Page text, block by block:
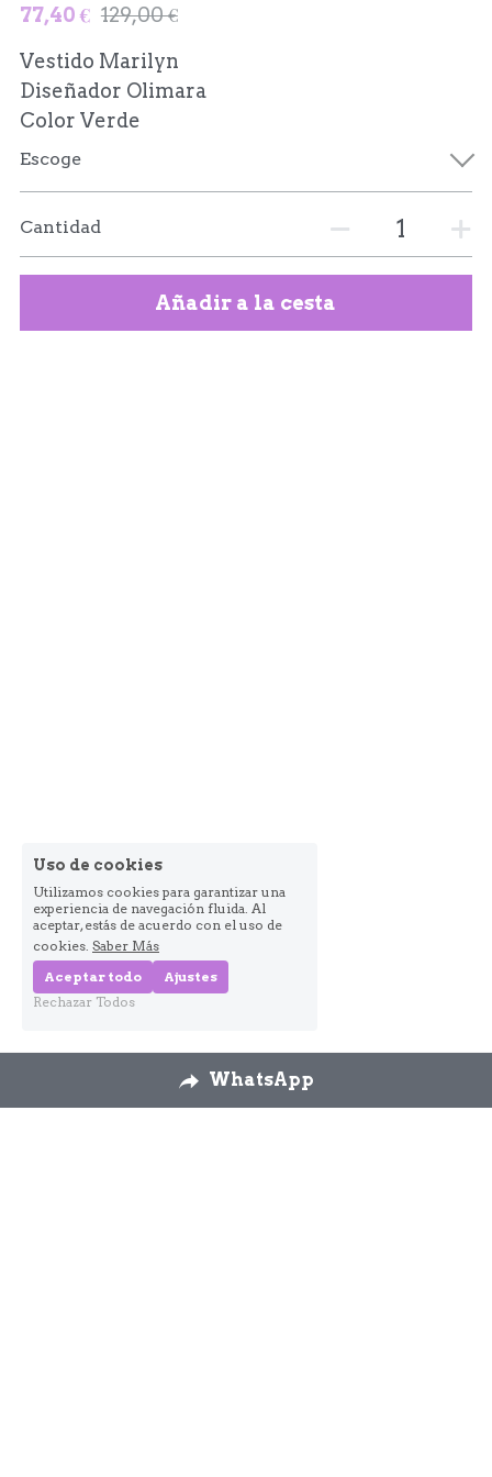
77,40 € 129,00 €
Vestido Marilyn
Diseñador Olimara
Color Verde
Escoge
Cantidad
Añadir a la cesta
WhatsApp
Uso de cookies
Utilizamos cookies para garantizar una
experiencia de navegación fluida. Al
aceptar, estás de acuerdo con el uso de
cookies. Saber Más
Aceptar todo
Ajustes
Rechazar Todos